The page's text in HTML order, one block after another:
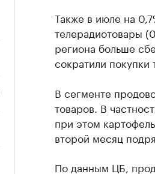
Также в июле на
телерадиотовары
региона больше
сократили покупки
В сегменте
товаров. В
при этом
второй месяц
По данным ЦБ,